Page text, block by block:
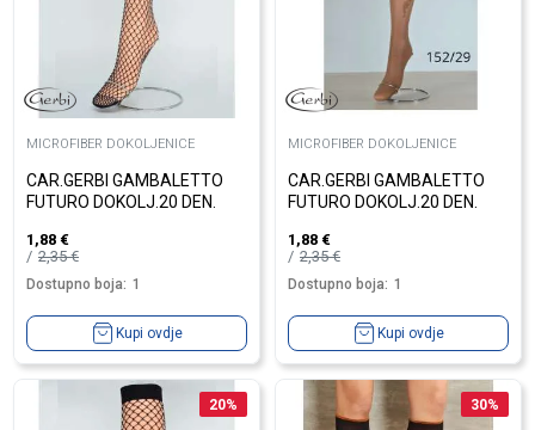
MICROFIBER DOKOLJENICE
CAR.GERBI GAMBALETTO
FUTURO DOKOLJ.20 DEN.
1,88 €
2,35€
Dostupno boja: 1
Kupi ovdje
MICROFIBER DOKOLJENICE
CAR.GERBI GAMBALETTO
FUTURO DOKOLJ.20 DEN.
1,88 €
2,35€
Dostupno boja: 1
Kupi ovdje
20% 30%